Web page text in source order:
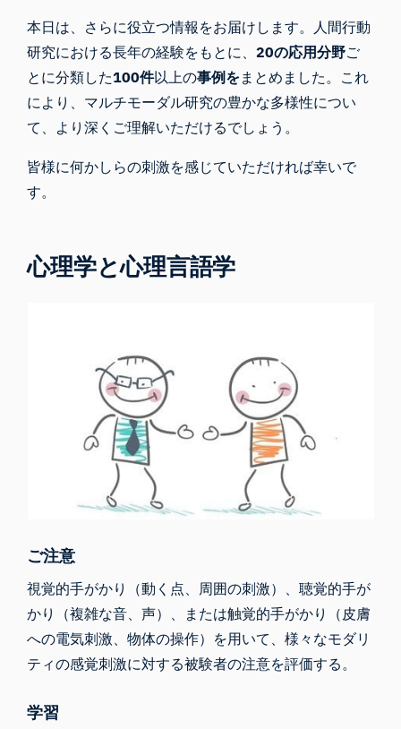
本日は、さらに役立つ情報をお届けします。人間行動
研究における長年の経験をもとに、20の応用分野ご
とに分類した100件以上の事例をまとめました。これ
により、マルチモーダル研究の豊かな多様性につい
て、より深くご理解いただけるでしょう。
皆様に何かしらの刺激を感じていただければ幸いで
す。
心理学と心理言語学
ご注意
視覚的手がかり（動く点、周囲の刺激）、聴覚的手が
かり（複雑な音、声）、または触覚的手がかり（皮膚
への電気刺激、物体の操作）を用いて、様々なモダリ
ティの感覚刺激に対する被験者の注意を評価する。
学習